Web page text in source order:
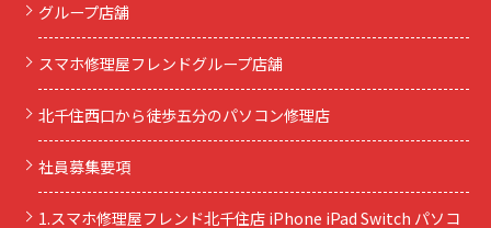
グループ店舗
スマホ修理屋フレンドグループ店舗
北千住西口から徒歩五分のパソコン修理店
社員募集要項
1.スマホ修理屋フレンド北千住店 iPhone iPad Switch パソコ